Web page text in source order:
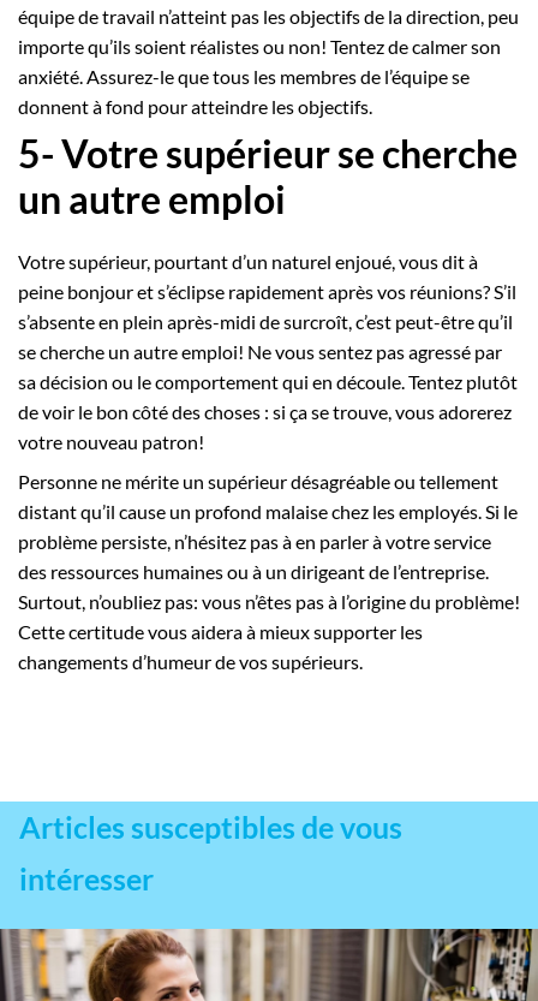
équipe de travail n’atteint pas les objectifs de la direction, peu
importe qu’ils soient réalistes ou non! Tentez de calmer son
anxiété. Assurez-le que tous les membres de l’équipe se
donnent à fond pour atteindre les objectifs.
5- Votre supérieur se cherche
un autre emploi
Votre supérieur, pourtant d’un naturel enjoué, vous dit à
peine bonjour et s’éclipse rapidement après vos réunions? S’il
s’absente en plein après-midi de surcroît, c’est peut-être qu’il
se cherche un autre emploi! Ne vous sentez pas agressé par
sa décision ou le comportement qui en découle. Tentez plutôt
de voir le bon côté des choses : si ça se trouve, vous adorerez
votre nouveau patron!
Personne ne mérite un supérieur désagréable ou tellement
distant qu’il cause un profond malaise chez les employés. Si le
problème persiste, n’hésitez pas à en parler à votre service
des ressources humaines ou à un dirigeant de l’entreprise.
Surtout, n’oubliez pas: vous n’êtes pas à l’origine du problème!
Cette certitude vous aidera à mieux supporter les
changements d’humeur de vos supérieurs.
Articles susceptibles de vous
intéresser